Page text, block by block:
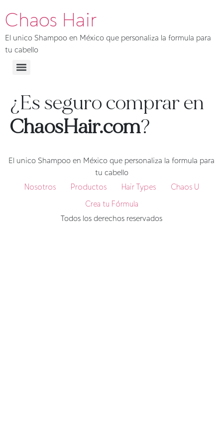
Chaos Hair
El unico Shampoo en México que personaliza la formula para
tu cabello
¿Es seguro comprar en
ChaosHair.com?
El unico Shampoo en México que personaliza la formula para
tu cabello
Nosotros
Productos Hair Types
Chaos U
Crea tu Fórmula
Todos los derechos reservados